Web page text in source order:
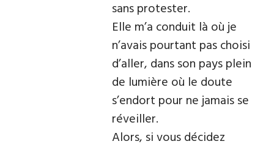
sans protester.
Elle m’a conduit là où je
n’avais pourtant pas choisi
d’aller, dans son pays plein
de lumière où le doute
s’endort pour ne jamais se
réveiller.
Alors, si vous décidez